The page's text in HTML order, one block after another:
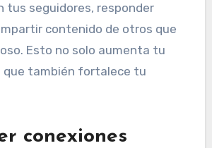
tus seguidores, responder
contenido de otros que
Esto no solo aumenta tu
que también fortalece tu
conexiones